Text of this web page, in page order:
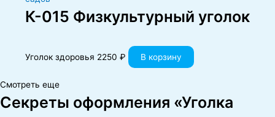
К-015 Физкультурный уголок
Уголок здоровья 2250₽ В корзину
Смотреть еще
Секреты оформления «Уголка